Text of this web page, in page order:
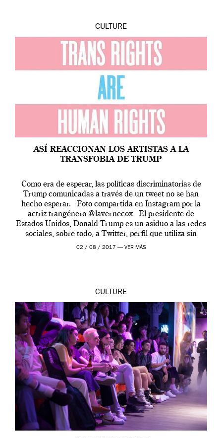
CULTURE
ASÍ REACCIONAN LOS ARTISTAS A LA
TRANSFOBIA DE TRUMP
Como era de esperar, las políticas discriminatorias de
Trump comunicadas a través de un tweet no se han
hecho esperar. Foto compartida en Instagram por la
actriz trangénero @lavernecox El presidente de
Estados Unidos, Donald Trump es un asiduo a las redes
sociales, sobre todo, a Twitter, perfil que utiliza sin
ningún tipo […]
02 / 08 / 2017 — VER MÁS
CULTURE